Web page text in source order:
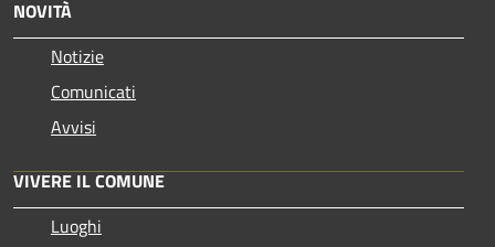
NOVITÀ
Notizie
Comunicati
Avvisi
VIVERE IL COMUNE
Luoghi